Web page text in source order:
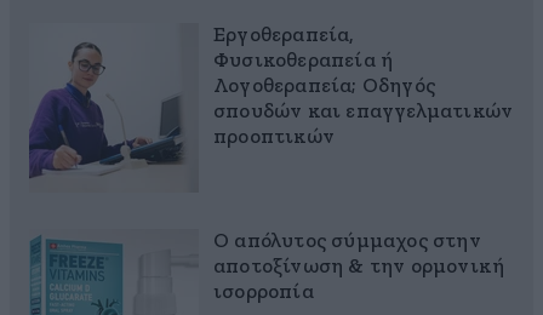
Εργοθεραπεία,
Φυσικοθεραπεία ή
Λογοθεραπεία; Οδηγός
σπουδών και επαγγελματικών
προοπτικών
Ο απόλυτος σύμμαχος στην
αποτοξίνωση & την ορμονική
ισορροπία